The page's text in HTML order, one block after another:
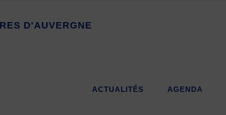
RES D'AUVERGNE
ACTUALITÉS AGENDA